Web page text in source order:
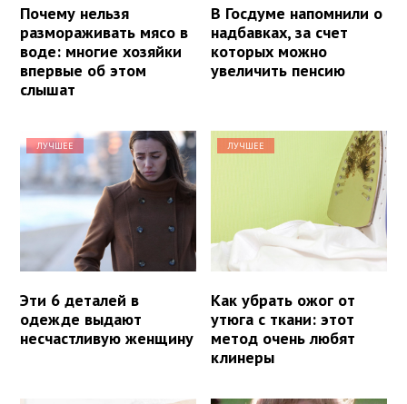
Почему нельзя
размораживать мясо в
воде: многие хозяйки
впервые об этом
слышат
В Госдуме напомнили о
надбавках, за счет
которых можно
увеличить пенсию
ЛУЧШЕЕ
Эти 6 деталей в
одежде выдают
несчастливую женщину
ЛУЧШЕЕ
Как убрать ожог от
утюга с ткани: этот
метод очень любят
клинеры